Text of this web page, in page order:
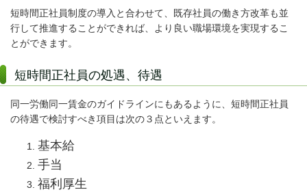
短時間正社員制度の導入と合わせて、既存社員の働き方改革も並
行して推進することができれば、より良い職場環境を実現するこ
とができます。
短時間正社員の処遇、待遇
同一労働同一賃金のガイドラインにもあるように、短時間正社員
の待遇で検討すべき項目は次の３点といえます。
基本給
手当
福利厚生